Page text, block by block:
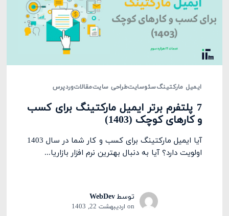
ایمیل مارکتینگسئوسایتطراحی سایتمقالاتوردپرس
7 پلتفرم برتر ایمیل مارکتینگ برای کسب
و کارهای کوچک (1403)
آیا ایمیل مارکتینگ برای کسب و کار شما در سال 1403
اولویت دارد؟ آیا به دنبال بهترین نرم افزار بازاریا...
توسطWebDev
on اردیبهشت 22, 1403